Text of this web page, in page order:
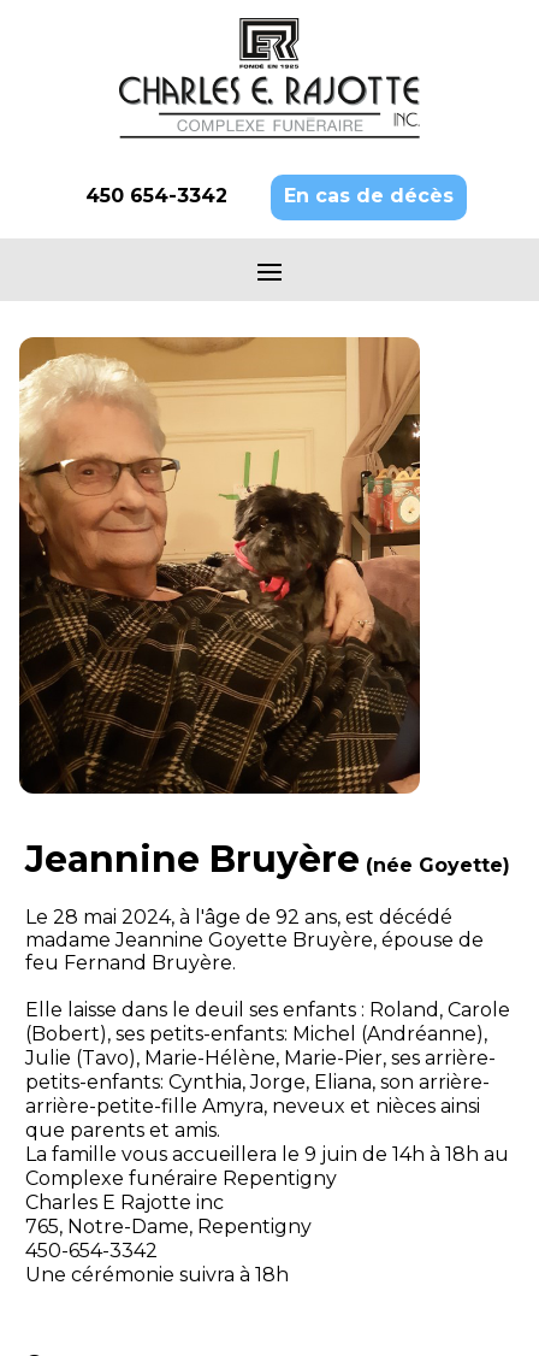
450 654-3342 En cas de décès
Jeannine Bruyère (née Goyette)
Le 28 mai 2024, à l'âge de 92 ans, est décédé
madame Jeannine Goyette Bruyère, épouse de
feu Fernand Bruyère.
Elle laisse dans le deuil ses enfants : Roland, Carole
(Bobert), ses petits-enfants: Michel (Andréanne),
Julie (Tavo), Marie-Hélène, Marie-Pier, ses arrière-
petits-enfants: Cynthia, Jorge, Eliana, son arrière-
arrière-petite-fille Amyra, neveux et nièces ainsi
que parents et amis.
La famille vous accueillera le 9 juin de 14h à 18h au
Complexe funéraire Repentigny
Charles E Rajotte inc
765, Notre-Dame, Repentigny
450-654-3342
Une cérémonie suivra à 18h